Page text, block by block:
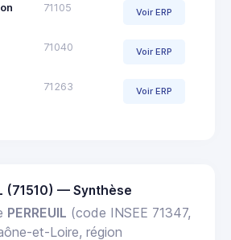
71105 Voir ERP
71040 Voir ERP
71263 Voir ERP
(71510) — Synthèse
PERREUIL (code INSEE 71347,
et-Loire, région